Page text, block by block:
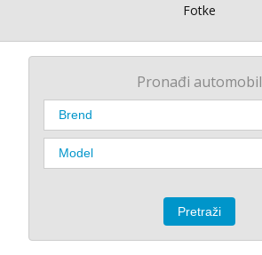
Fotke
Pronađi automobil